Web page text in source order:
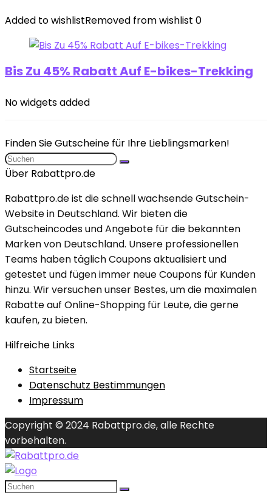
Added to wishlistRemoved from wishlist 0
Bis Zu 45% Rabatt Auf E-bikes-Trekking
No widgets added
Finden Sie Gutscheine für Ihre Lieblingsmarken!
Über Rabattpro.de
Rabattpro.de ist die schnell wachsende Gutschein-
Website in Deutschland. Wir bieten die
Gutscheincodes und Angebote für die bekannten
Marken von Deutschland. Unsere professionellen
Teams haben täglich Coupons aktualisiert und
getestet und fügen immer neue Coupons für Kunden
hinzu. Wir versuchen unser Bestes, um die maximalen
Rabatte auf Online-Shopping für Leute, die gerne
kaufen, zu bieten.
Hilfreiche Links
Startseite
Datenschutz Bestimmungen
Impressum
Copyright © 2024 Rabattpro.de, alle Rechte
vorbehalten.